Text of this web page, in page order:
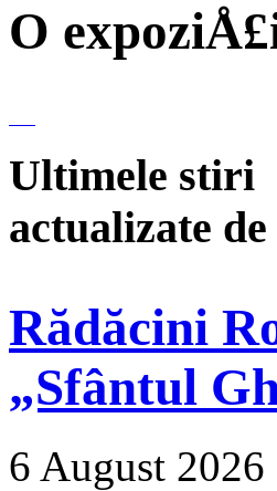
O
Ultimele stiri
actualizate
Rădăcini
„Sfântul
6 August 2026